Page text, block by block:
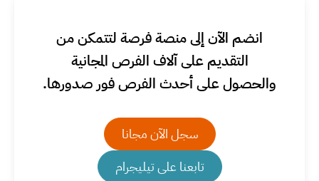
انضم الآن إلى منصة فرصة لتتمكن من
التقديم على آلاف الفرص المجانية
والحصول على أحدث الفرص فور صدورها.
سجل الآن مجانا
تابعنا على تيليجرام